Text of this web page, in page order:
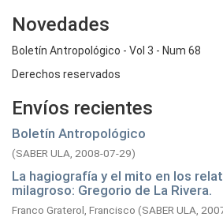
Novedades
Boletín Antropológico - Vol 3 - Num 68
Derechos reservados
Envíos recientes
Boletín Antropológico
(SABER ULA, 2008-07-29)
La hagiografía y el mito en los
milagroso: Gregorio de La Rivera.
Franco Graterol, Francisco (SABER ULA,